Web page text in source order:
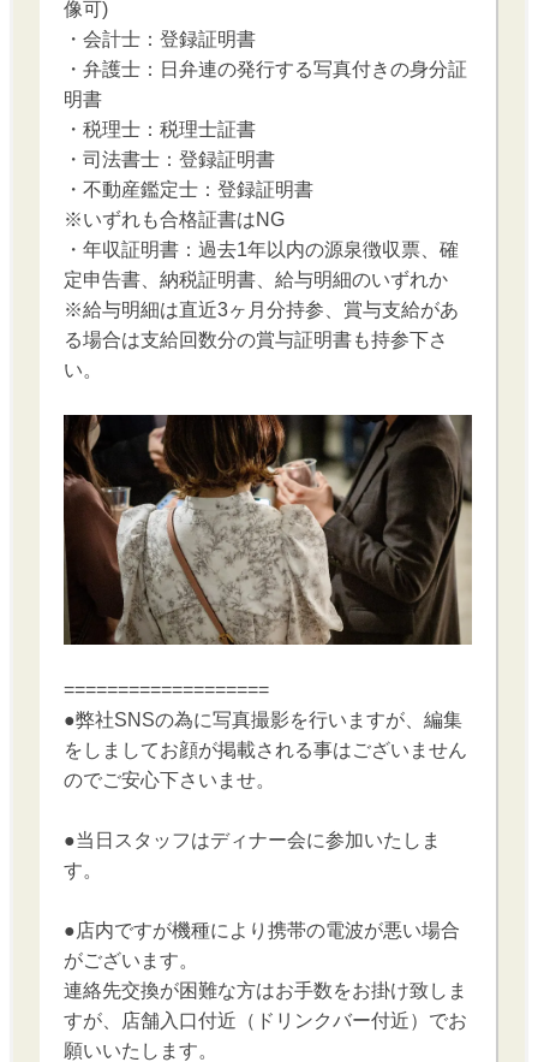
像可)
・会計士：登録証明書
・弁護士：日弁連の発行する写真付きの身分証
明書
・税理士：税理士証書
・司法書士：登録証明書
・不動産鑑定士：登録証明書
※いずれも合格証書はNG
・年収証明書：過去1年以内の源泉徴収票、確
定申告書、納税証明書、給与明細のいずれか
※給与明細は直近3ヶ月分持参、賞与支給があ
る場合は支給回数分の賞与証明書も持参下さ
い。
===================
●弊社SNSの為に写真撮影を行いますが、編集
をしましてお顔が掲載される事はございません
のでご安心下さいませ。
●当日スタッフはディナー会に参加いたしま
す。
●店内ですが機種により携帯の電波が悪い場合
がございます。
連絡先交換が困難な方はお手数をお掛け致しま
すが、店舗入口付近（ドリンクバー付近）でお
願いいたします。